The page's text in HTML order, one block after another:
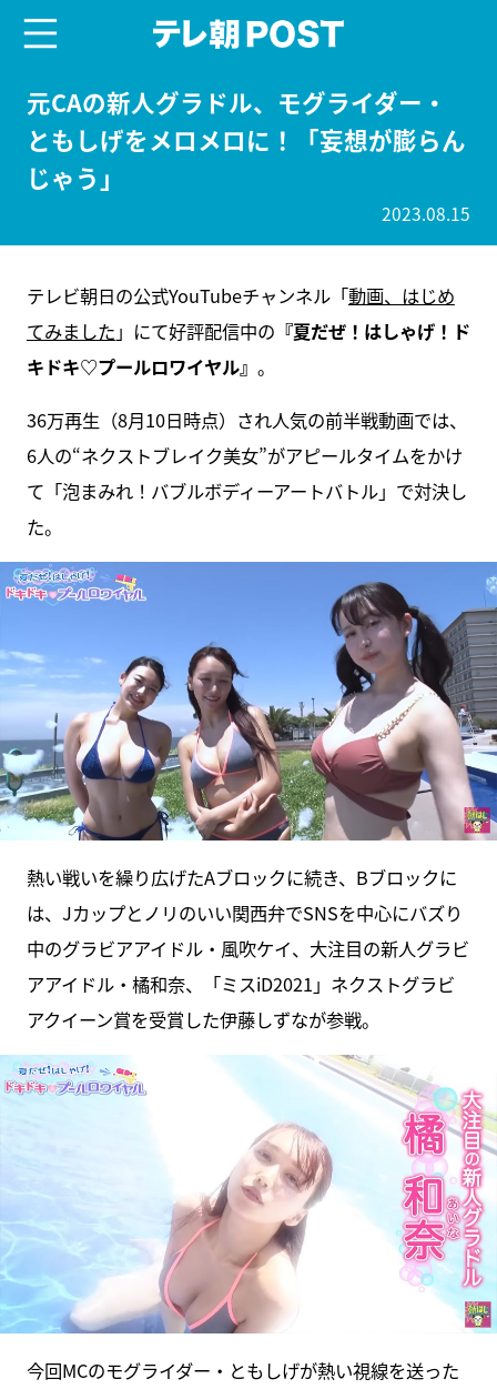
元CAの新人グラドル、モグライダー・
ともしげをメロメロに！「妄想が膨らん
じゃう」
2023.08.15
テレビ朝日の公式YouTubeチャンネル「動画、はじめ
てみました 」にて好評配信中の 『夏だぜ！はしゃげ！ド
キドキ♡プールロワイヤル』 。
36万再生（8月10日時点）され人気の前半戦動画では、
6人の“ネクストブレイク美女”がアピールタイムをかけ
て「泡まみれ！バブルボディーアートバトル」で対決し
た。
熱い戦いを繰り広げたAブロックに続き、Bブロックに
は、Jカップとノリのいい関西弁でSNSを中心にバズり
中のグラビアアイドル・風吹ケイ、大注目の新人グラビ
アアイドル・橘和奈、「ミスiD2021」ネクストグラビ
アクイーン賞を受賞した伊藤しずなが参戦。
今回MCのモグライダー・ともしげが熱い視線を送った